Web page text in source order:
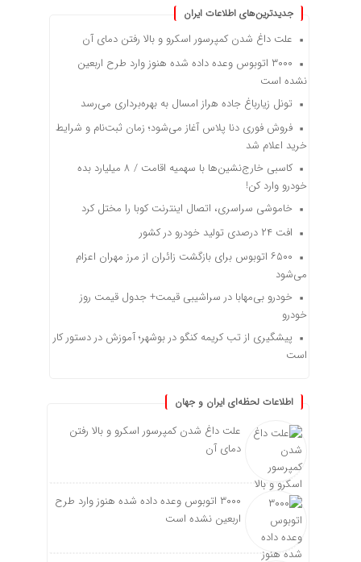
جدیدترین‌های اطلاعات ایران
علت داغ شدن کمپرسور اسکرو و بالا رفتن دمای آن
۳۰۰۰ اتوبوس وعده داده شده هنوز وارد طرح اربعین
نشده است
تونل زیارباغ جاده هراز امسال به بهره‌برداری می‌رسد
فروش فوری دنا پلاس آغاز می‌شود؛ زمان ثبت‌نام و شرایط
خرید اعلام شد
کاسبی خارج‌نشین‌ها با سهمیه اقامت / ۸ میلیارد بده
خودرو وارد کن!
خاموشی سراسری، اتصال اینترنت کوبا را مختل کرد
افت ۲۴ درصدی تولید خودرو در کشور
۶۵۰۰ اتوبوس برای بازگشت زائران از مرز مهران اعزام
می‌شود
خودرو بی‌مهابا در سراشیبی قیمت+ جدول قیمت روز
خودرو
پیشگیری از تب کریمه کنگو در بوشهر؛ آموزش در دستور کار
است
اطلاعات لحظه‌ای ایران و جهان
علت داغ شدن کمپرسور اسکرو و بالا رفتن
دمای آن
۳۰۰۰ اتوبوس وعده داده شده هنوز وارد طرح
اربعین نشده است